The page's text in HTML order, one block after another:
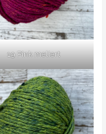
19 Pink meliert